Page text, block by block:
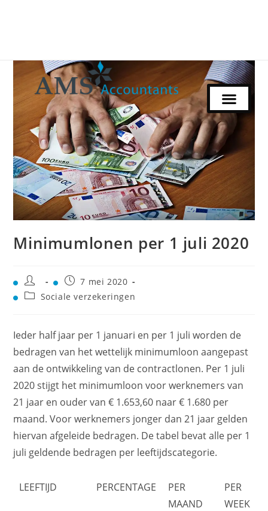
Minimumlonen per 1 juli 2020
7 mei 2020
Sociale verzekeringen
Ieder half jaar per 1 januari en per 1 juli worden de
bedragen van het wettelijk minimumloon aangepast
aan de ontwikkeling van de contractlonen. Per 1 juli
2020 stijgt het minimumloon voor werknemers van
21 jaar en ouder van € 1.653,60 naar € 1.680 per
maand. Voor werknemers jonger dan 21 jaar gelden
hiervan afgeleide bedragen. De tabel bevat alle per 1
juli geldende bedragen per leeftijdscategorie.
LEEFTIJD PERCENTAGE
PER
MAAND
PER
WEEK